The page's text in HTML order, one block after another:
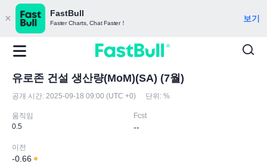
FastBull
Faster Charts, Chat Faster！ 보기
유로존 건설 생산량(MoM)(SA) (7월)
공개 시간: 2025-09-18 09:00 (UTC +0) 단위: %
움직임
0.5
Fcst
--
이전
-0.66